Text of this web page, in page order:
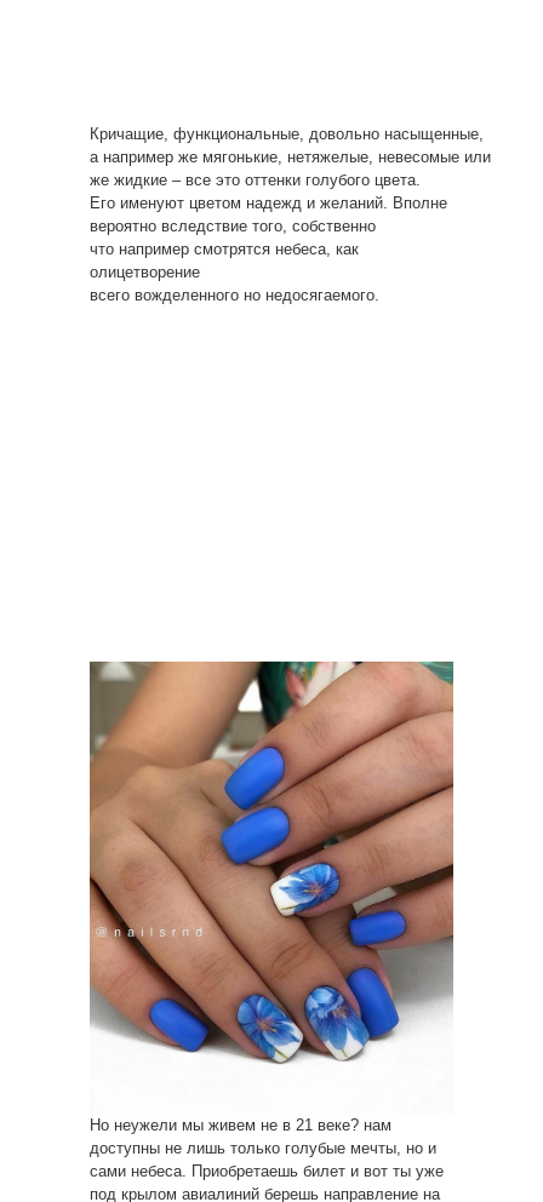
Кричащие, функциональные, довольно насыщенные,
а например же мягонькие, нетяжелые, невесомые или
же жидкие – все это оттенки голубого цвета.
Его именуют цветом надежд и желаний. Вполне
вероятно вследствие того, собственно
что например смотрятся небеса, как
олицетворение
всего вожделенного но недосягаемого.
Но неужели мы живем не в 21 веке? нам
доступны не лишь только голубые мечты, но и
сами небеса. Приобретаешь билет и вот ты уже
под крылом авиалиний берешь направление на